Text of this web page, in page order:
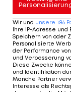
Rückstand
Saison
aber er ist
Nach seinem
"dachten wir,
Rennen drauf
Wir und unsere 186
Ihre IP-Adresse
Speichern von oder
Personalisierte
der Performance
und Verbesserung
Diese Zwecke
und Identifikation
Manche Partner
Interesse als